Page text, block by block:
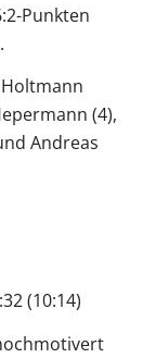
Punkten
(4),
Andreas
(10:14)